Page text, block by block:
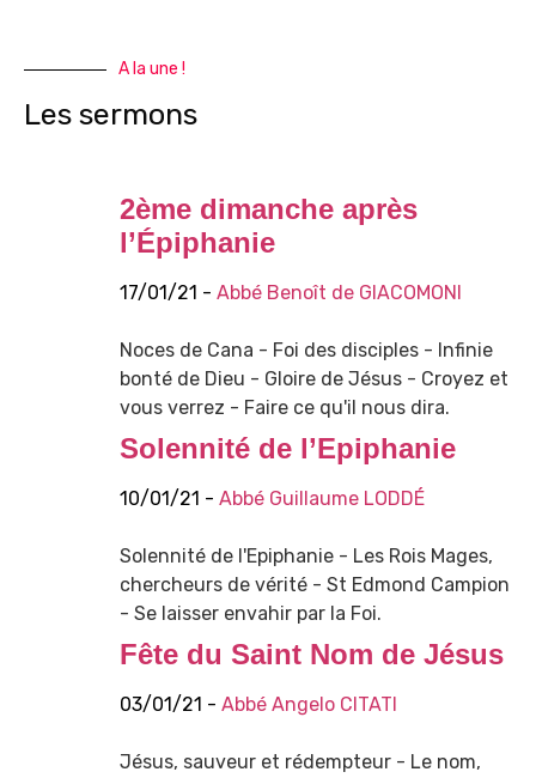
A la une !
Les sermons
2ème dimanche après
l’Épiphanie
17/01/21 - Abbé Benoît de GIACOMONI
Noces de Cana - Foi des disciples - Infinie
bonté de Dieu - Gloire de Jésus - Croyez et
vous verrez - Faire ce qu'il nous dira.
Solennité de l’Epiphanie
10/01/21 - Abbé Guillaume LODDÉ
Solennité de l'Epiphanie - Les Rois Mages,
chercheurs de vérité - St Edmond Campion
- Se laisser envahir par la Foi.
Fête du Saint Nom de Jésus
03/01/21 - Abbé Angelo CITATI
Jésus, sauveur et rédempteur - Le nom,